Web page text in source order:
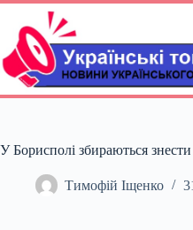
Перейти
вмісту
У Борисполі збираються
Тимофій Іщенко